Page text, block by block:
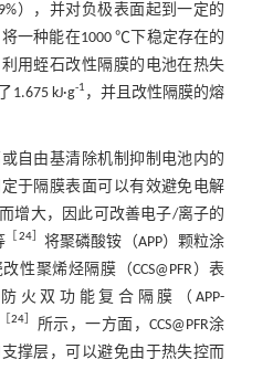
），并对负极表面起到一定的
将一种能在1000 ℃下稳定存在的
用蛭石改性隔膜的电池在热失
kJ·g-1 ，并且改性隔膜的熔
自由基清除机制抑制电池内的
于隔膜表面可以有效避免电解
增大，因此可改善电子/离子的
［24］ 将聚磷酸铵（APP）颗粒涂
性聚烯烃隔膜（CCS@PFR）表
火双功能复合隔膜（APP-
［24］ 所示，一方面，CCS@PFR涂
撑层，可以避免由于热失控而